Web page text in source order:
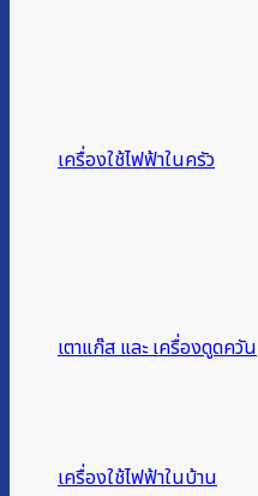
เครื่องใช้ไฟฟ้าในครัว
เตาแก๊ส และ เครื่องดูดควัน
เครื่องใช้ไฟฟ้าในบ้าน